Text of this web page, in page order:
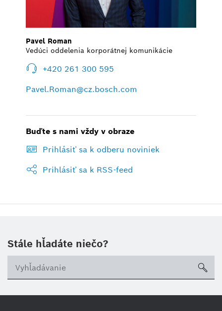
Pavel Roman
Vedúci oddelenia korporátnej komunikácie
+420 261 300 595
Pavel.Roman@cz.bosch.com
Buďte s nami vždy v obraze
Prihlásiť sa k odberu noviniek
Prihlásiť sa k RSS-feed
Stále hľadáte niečo?